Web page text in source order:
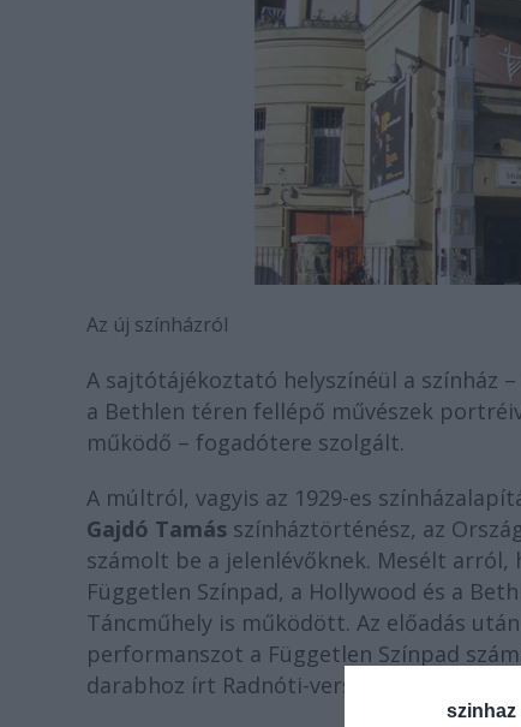
szinhaz
Az új színházról
A sajtótájékoztató helyszínéül a színház
a Bethlen téren fellépő művészek
működő – fogadótere szolgált.
A múltról, vagyis az 1929-es
Gajdó Tamás színháztörténész, az
számolt be a jelenlévőknek. Mesélt
Független Színpad, a Hollywood és a
Táncműhely is működött. Az előadás után
performanszot a Független Színpad
darabhoz írt Radnóti-vers